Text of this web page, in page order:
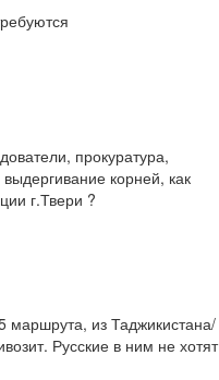
прокуратура,
корней, как
г.Твери ?
маршрута, из Таджикистана/
Русские в ним не хотят